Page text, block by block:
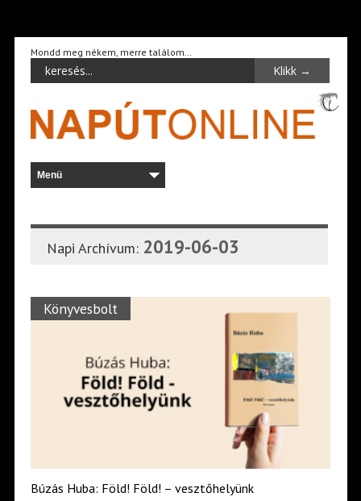
Mondd meg nékem, merre találom…
Napi Archívum: 2019-06-03
Könyvesbolt
Búzás Huba: Föld! Föld! – vesztőhelyünk